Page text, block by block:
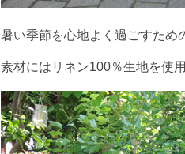
暑い季節を心地よく過ごすため
素材にはリネン100％生地を使用